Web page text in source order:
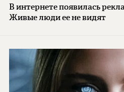
В интернете появилась
Живые люди ее не видят